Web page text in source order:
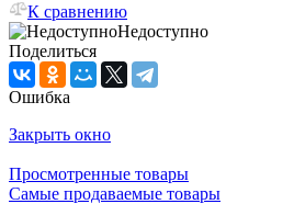
К сравнению
Недоступно
Поделиться
Ошибка
Закрыть окно
Просмотренные товары
Самые продаваемые товары